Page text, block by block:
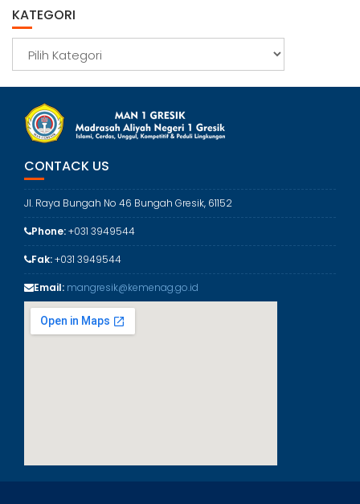
i
KATEGORI
t
CONTACK US
Jl. Raya Bungah No 46 Bungah Gresik, 61152
Phone:+031 3949544
Fak:+031 3949544
Email: mangresik@kemenag.go.id